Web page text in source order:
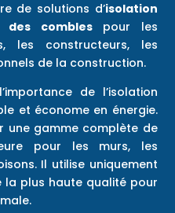
de solutions d’isolation
des comblespour les
les constructeurs, les
de la construction.
de l’isolation
et économe en énergie.
une gamme complète de
pour les murs, les
Il utilise uniquement
la plus haute qualité pour